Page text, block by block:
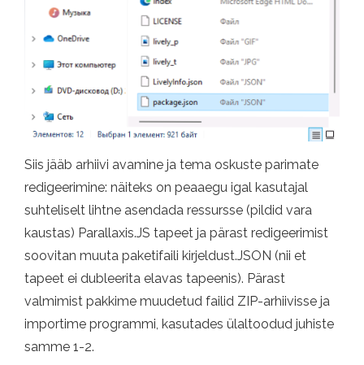
Siis jääb arhiivi avamine ja tema oskuste parimate
redigeerimine: näiteks on peaaegu igal kasutajal
suhteliselt lihtne asendada ressursse (pildid vara
kaustas) Parallaxis.JS tapeet ja pärast redigeerimist
soovitan muuta paketifaili kirjeldust.JSON (nii et
tapeet ei dubleerita elavas tapeenis). Pärast
valmimist pakkime muudetud failid ZIP-arhiivisse ja
importime programmi, kasutades ülaltoodud juhiste
samme 1-2.